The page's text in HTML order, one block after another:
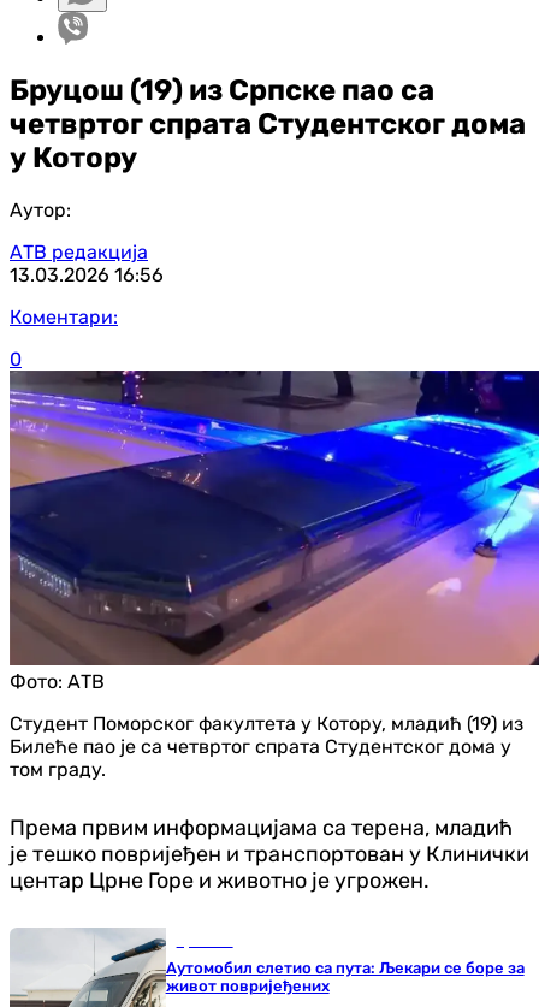
Бруцош (19) из Српске пао са
четвртог спрата Студентског дома
у Котору
Аутор:
АТВ редакција
13.03.2026 16:56
Коментари:
0
Фото: АТВ
Студент Поморског факултета у Котору, младић (19) из
Билеће пао је са четвртог спрата Студентског дома у
том граду.
Према првим информацијама са терена, младић
је тешко повријеђен и транспортован у Клинички
центар Црне Горе и животно је угрожен.
Аутомобил слетио са пута: Љекари се боре за
живот повријеђених